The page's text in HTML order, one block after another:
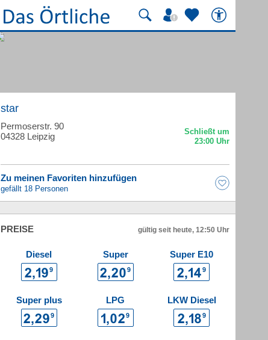
star
Permoserstr. 90
04328 Leipzig
Zu meinen Favoriten hinzufügen
gefällt 18 Personen
PREISE gültig seit heute, 12:50 Uhr
Diesel Super Super E10
Super plus LPG LKW Diesel